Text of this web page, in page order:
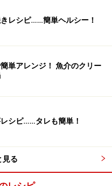
で洗います。
レシピ……簡単ヘルシー！
単アレンジ！ 魚介のクリー
シピ……タレも簡単！
見る